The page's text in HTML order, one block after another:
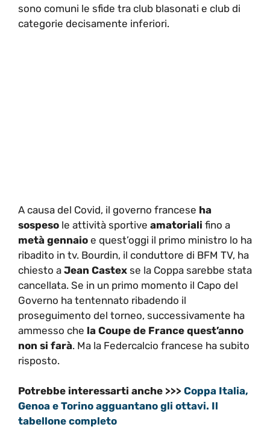
sono comuni le sfide tra club blasonati e club di
categorie decisamente inferiori.
A causa del Covid, il governo francese ha
sospeso le attività sportive amatoriali fino a
metà gennaio e quest’oggi il primo ministro lo ha
ribadito in tv. Bourdin, il conduttore di BFM TV, ha
chiesto a Jean Castex se la Coppa sarebbe stata
cancellata. Se in un primo momento il Capo del
Governo ha tentennato ribadendo il
proseguimento del torneo, successivamente ha
ammesso che la Coupe de France quest’anno
non si farà. Ma la Federcalcio francese ha subito
risposto.
Potrebbe interessarti anche >>> Coppa Italia,
Genoa e Torino agguantano gli ottavi. Il
tabellone completo